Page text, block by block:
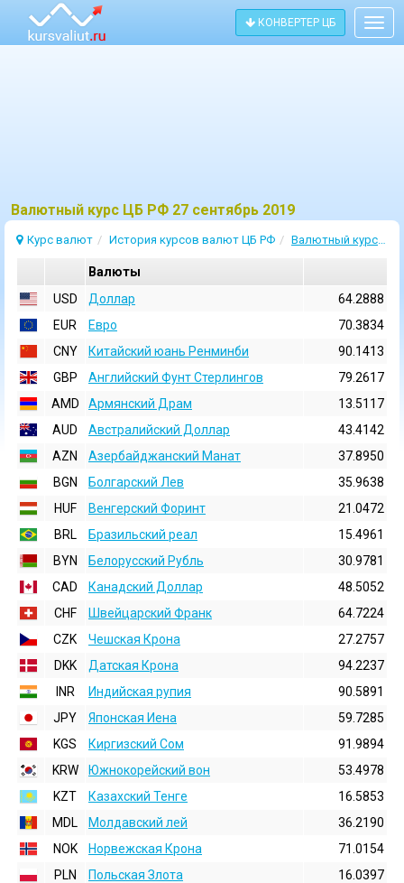
КОНВЕРТЕР ЦБ
Bалютный курс ЦБ РФ 27 сентябрь 2019
Курс валют История курсов валют ЦБ РФ Валютный курс 27 Сентябрь 2019
Валюты
USD
Доллар
64.2888
EUR
Евро
70.3834
CNY
Китайский юань Ренминби
90.1413
GBP
Английский Фунт Стерлингов
79.2617
AMD
Армянский Драм
13.5117
AUD
Австралийский Доллар
43.4142
AZN
Азербайджанский Манат
37.8950
BGN
Болгарский Лев
35.9638
HUF
Венгерский Форинт
21.0472
BRL
Бразильский реал
15.4961
BYN
Белорусский Рубль
30.9781
CAD
Канадский Доллар
48.5052
CHF
Швейцарский Франк
64.7224
CZK
Чешская Крона
27.2757
DKK
Датская Крона
94.2237
INR
Индийская pупия
90.5891
JPY
Японская Иена
59.7285
KGS
Киргизский Сом
91.9894
KRW
Южнокорейский вон
53.4978
KZT
Казахский Тенге
16.5853
MDL
Молдавский лей
36.2190
NOK
Норвежская Крона
71.0154
PLN
Польская Злота
16.0397